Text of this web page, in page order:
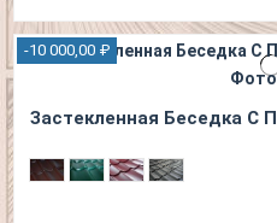
-10 000,00 ₽
Застекленная Беседка С